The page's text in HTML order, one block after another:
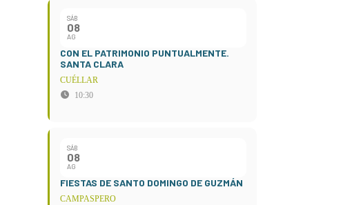
SÁB
08
AG
CON EL PATRIMONIO PUNTUALMENTE.
SANTA CLARA
CUÉLLAR
10:30
SÁB
08
AG
FIESTAS DE SANTO DOMINGO DE GUZMÁN
CAMPASPERO